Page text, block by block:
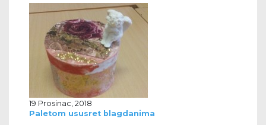
19 Prosinac, 2018
Paletom ususret blagdanima